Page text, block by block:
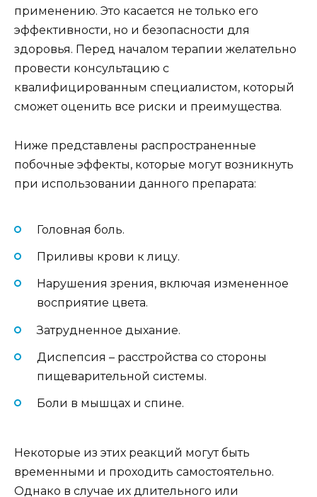
применению. Это касается не только его
эффективности, но и безопасности для
здоровья. Перед началом терапии желательно
провести консультацию с
квалифицированным специалистом, который
сможет оценить все риски и преимущества.
Ниже представлены распространенные
побочные эффекты, которые могут возникнуть
при использовании данного препарата:
Головная боль.
Приливы крови к лицу.
Нарушения зрения, включая измененное
восприятие цвета.
Затрудненное дыхание.
Диспепсия – расстройства со стороны
пищеварительной системы.
Боли в мышцах и спине.
Некоторые из этих реакций могут быть
временными и проходить самостоятельно.
Однако в случае их длительного или